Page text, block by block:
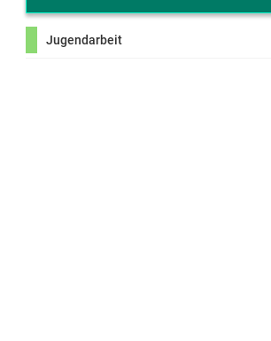
Jugendarbeit